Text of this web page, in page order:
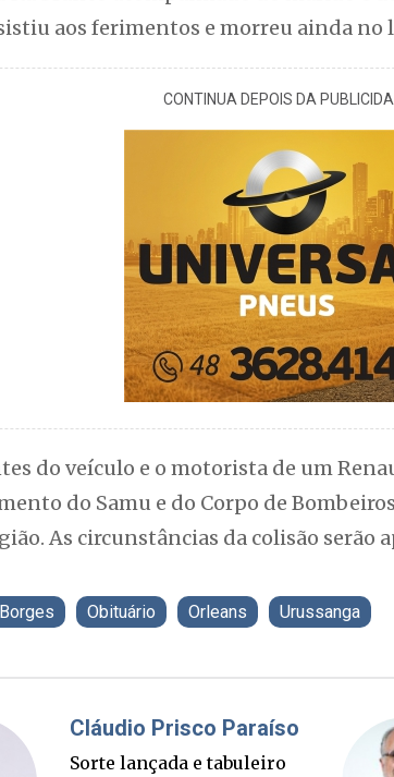
aos ferimentos e morreu ainda no
CONTINUA DEPOIS DA
do veículo e o motorista de um
do Samu e do Corpo de
As circunstâncias da colisão serão
Obituário Orleans Urussanga
Fabiano Bordignon
Ponte Anita Garibaldi